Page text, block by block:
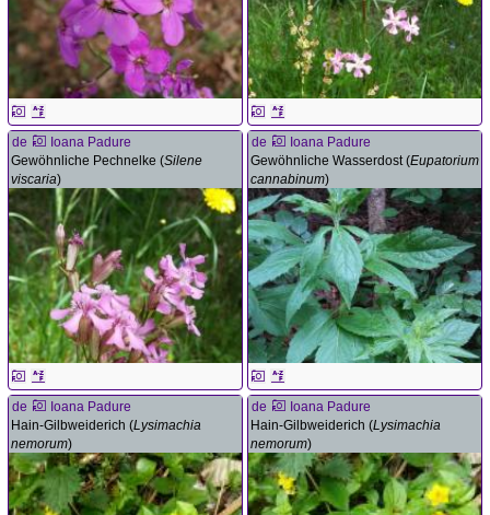
de
Ioana Padure
Gewöhnliche Pechnelke (Silene
viscaria)
de
Ioana Padure
Gewöhnliche Wasserdost (Eupatorium
cannabinum)
de
Ioana Padure
Hain-Gilbweiderich (Lysimachia
nemorum)
de
Ioana Padure
Hain-Gilbweiderich (Lysimachia
nemorum)